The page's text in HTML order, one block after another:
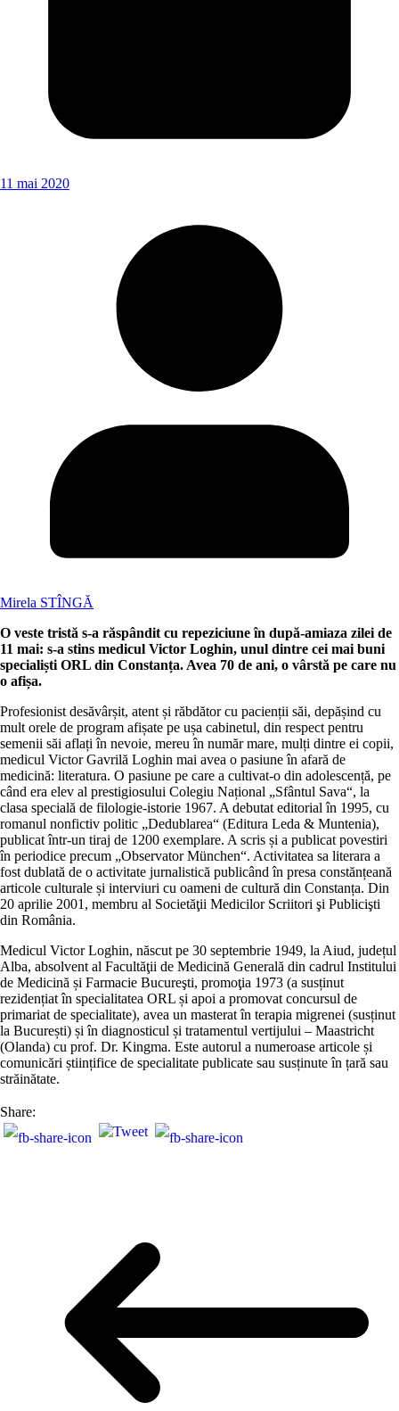
11 mai 2020
Mirela STÎNGĂ
O veste tristă s-a răspândit cu repeziciune în după-amiaza zilei de
11 mai: s-a stins medicul Victor Loghin, unul dintre cei mai buni
specialiști ORL din Constanța. Avea 70 de ani, o vârstă pe care nu
o afișa.
Profesionist desăvârșit, atent și răbdător cu pacienții săi, depășind cu
mult orele de program afișate pe ușa cabinetul, din respect pentru
semenii săi aflați în nevoie, mereu în număr mare, mulți dintre ei copii,
medicul Victor Gavrilă Loghin mai avea o pasiune în afară de
medicină: literatura. O pasiune pe care a cultivat-o din adolescență, pe
când era elev al prestigiosului Colegiu Național „Sfântul Sava“, la
clasa specială de filologie-istorie 1967. A debutat editorial în 1995, cu
romanul nonfictiv politic „Dedublarea“ (Editura Leda & Muntenia),
publicat într-un tiraj de 1200 exemplare. A scris și a publicat povestiri
în periodice precum „Observator München“. Activitatea sa literara a
fost dublată de o activitate jurnalistică publicând în presa constănțeană
articole culturale și interviuri cu oameni de cultură din Constanța. Din
20 aprilie 2001, membru al Societăţii Medicilor Scriitori şi Publicişti
din România.
Medicul Victor Loghin, născut pe 30 septembrie 1949, la Aiud, județul
Alba, absolvent al Facultăţii de Medicină Generală din cadrul Institului
de Medicină și Farmacie Bucureşti, promoţia 1973 (a susținut
rezidențiat în specialitatea ORL și apoi a promovat concursul de
primariat de specialitate), avea un masterat în terapia migrenei (susținut
la București) și în diagnosticul și tratamentul vertijului – Maastricht
(Olanda) cu prof. Dr. Kingma. Este autorul a numeroase articole și
comunicări științifice de specialitate publicate sau susținute în țară sau
străinătate.
Share: